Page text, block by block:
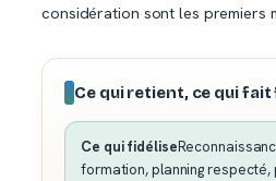
considération sont les premiers
Ce qui retient, ce qui
Ce qui fidélise
formation, planning respecté,